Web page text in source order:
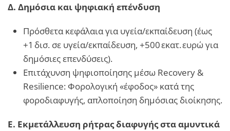
Δ. Δημόσια και ψηφιακή επένδυση
Πρόσθετα κεφάλαια για υγεία/εκπαίδευση (έως
+1 δισ. σε υγεία/εκπαίδευση, +500 εκατ. ευρώ για
δημόσιες επενδύσεις).
Επιτάχυνση ψηφιοποίησης μέσω Recovery &
Resilience: Φορολογική «έφοδος» κατά της
φοροδιαφυγής, απλοποίηση δημόσιας διοίκησης.
Ε. Εκμετάλλευση ρήτρας διαφυγής στα αμυντικά